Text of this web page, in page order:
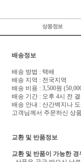
배송정보
배송 방법 : 택배
배송 지역 : 전국지역
배송 비용 : 3,500원
배송 기간 : 오후 4시 전
배송 안내 : 산간벽지나
고객님께서 주문하신 상
교환 및 반품정보
교환 및 반품이 가능한 경